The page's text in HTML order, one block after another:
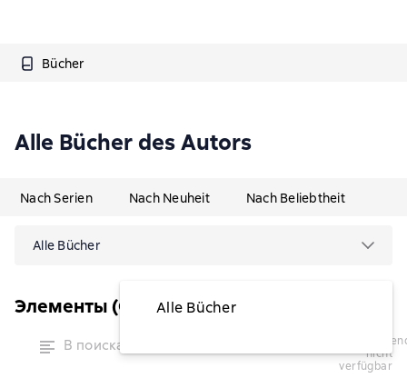
Bücher
Alle Bücher des Autors
Nach Serien Nach Neuheit Nach Beliebtheit
Alle Bücher
Alle Bücher
Элементы (Corpus)
В поисках памяти
nicht
verfügbar